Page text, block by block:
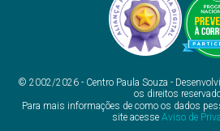
© 2002/2026 - Centro Paula Souza -
os direitos
Para mais informações de como os dados
site acesse Aviso de